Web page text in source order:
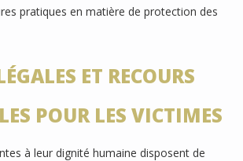
pratiques en matière de protection des
ET RECOURS
POUR LES VICTIMES
à leur dignité humaine disposent de